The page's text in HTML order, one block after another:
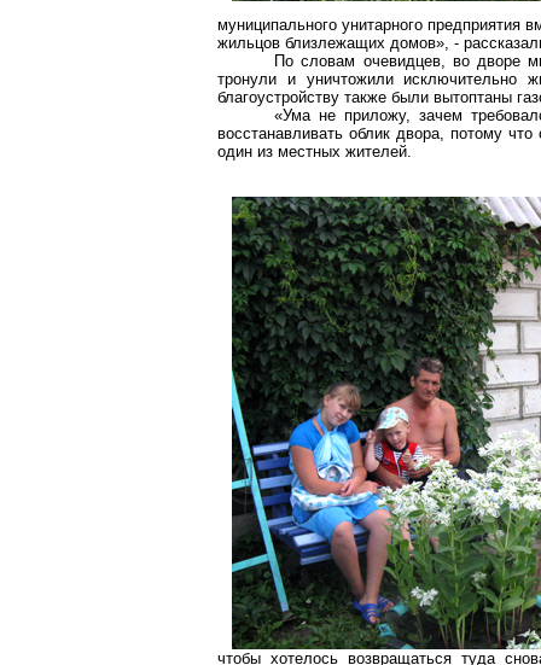
муниципального унитарного предприятия
жильцов близлежащих домов», -
По словам очевидцев, во дворе
тронули и уничтожили исключительно
благоустройству также были вытоптаны
«Ума не приложу, зачем
восстанавливать облик двора, потому
один из местных жителей.
чтобы хотелось возвращаться туда